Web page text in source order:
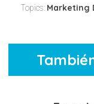
Topics: Marketing